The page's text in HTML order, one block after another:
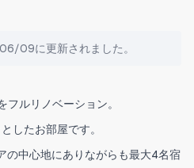
09に更新されました。
フルリノベーション。
したお部屋です。
の中心地にありながらも最大4名宿